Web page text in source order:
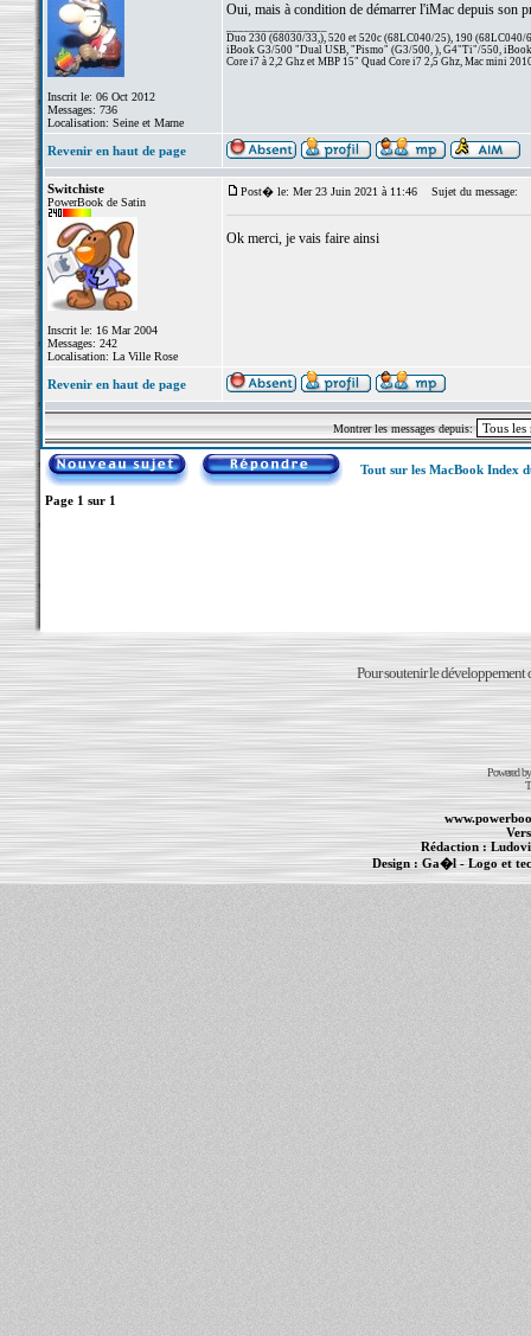
Inscrit le: 06 Oct 2012
Messages: 736
Localisation: Seine et Marne
Oui, mais à condition de démarrer l'iMac depuis son
Duo 230 (68030/33,), 520 et 520c (68LC040/25), 190 (68LC040/
iBook G3/500 "Dual USB, "Pismo" (G3/500, ), G4"Ti"/550,
Core i7 à 2,2 Ghz et MBP 15" Quad Core i7 2,5 Ghz, Mac mini
Revenir en haut de page
Switchiste
PowerBook de Satin
Inscrit le: 16 Mar 2004
Messages: 242
Localisation: La Ville Rose
Post� le: Mer 23 Juin 2021 à 11:46 Sujet du message:
Ok merci, je vais faire ainsi
Revenir en haut de page
Montrer les messages depuis:
Tout sur les MacBook Index
Page 1 sur 1
Pour soutenir le développement
Powered
Rédaction :
Design :Ga�l- Logo et